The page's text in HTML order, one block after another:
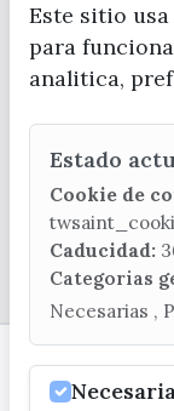
(+34)
©
Este sitio
para
analitica,
Estado
Cookie de
Caducidad:
Categorias